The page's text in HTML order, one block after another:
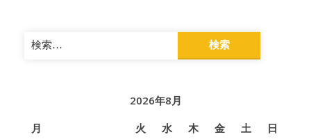
検
索:
2026年8月
月
火 水 木 金 土
日